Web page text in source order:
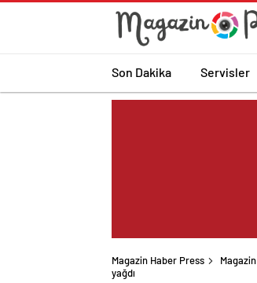
Son Dakika Servisler
Magazin Haber Press Magazin
yağdı